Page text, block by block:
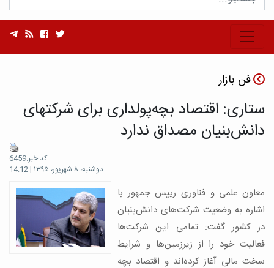
فن بازار
ستاری: اقتصاد بچه‌پولداری برای شرکتهای
دانش‌بنیان مصداق ندارد
کد خبر:6459
دوشنبه، ۸ شهریور، ۱۳۹۵ | 14:12
معاون علمی و فناوری رییس جمهور با
اشاره به وضعیت شرکت‌های دانش‌بنیان
در کشور گفت: تمامی این شرکت‌ها
فعالیت خود را از زیرزمین‌ها و شرایط
سخت مالی آغاز کرده‌اند و اقتصاد بچه